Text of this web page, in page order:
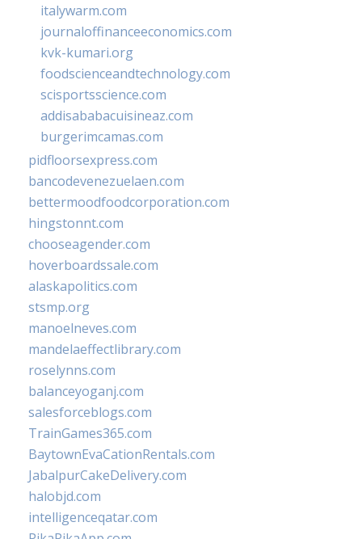
italywarm.com
journaloffinanceeconomics.com
kvk-kumari.org
foodscienceandtechnology.com
scisportsscience.com
addisababacuisineaz.com
burgerimcamas.com
pidfloorsexpress.com
bancodevenezuelaen.com
bettermoodfoodcorporation.com
hingstonnt.com
chooseagender.com
hoverboardssale.com
alaskapolitics.com
stsmp.org
manoelneves.com
mandelaeffectlibrary.com
roselynns.com
balanceyoganj.com
salesforceblogs.com
TrainGames365.com
BaytownEvaCationRentals.com
JabalpurCakeDelivery.com
halobjd.com
intelligenceqatar.com